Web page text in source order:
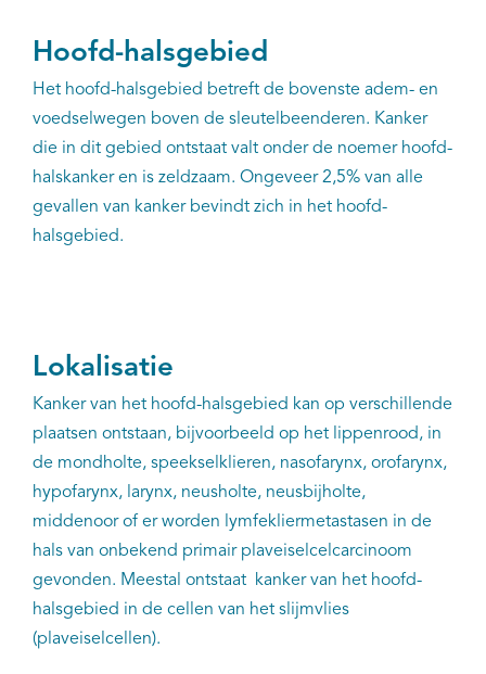
Hoofd-halsgebied
Het hoofd-halsgebied betreft de bovenste adem- en
voedselwegen boven de sleutelbeenderen. Kanker
die in dit gebied ontstaat valt onder de noemer hoofd-
halskanker en is zeldzaam. Ongeveer 2,5% van alle
gevallen van kanker bevindt zich in het hoofd-
halsgebied.
Lokalisatie
Kanker van het hoofd-halsgebied kan op verschillende
plaatsen ontstaan, bijvoorbeeld op het lippenrood, in
de mondholte, speekselklieren, nasofarynx, orofarynx,
hypofarynx, larynx, neusholte, neusbijholte,
middenoor of er worden lymfekliermetastasen in de
hals van onbekend primair plaveiselcelcarcinoom
gevonden. Meestal ontstaat kanker van het hoofd-
halsgebied in de cellen van het slijmvlies
(plaveiselcellen).